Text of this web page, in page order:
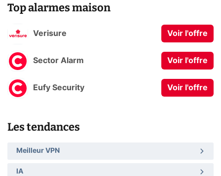
Top alarmes maison
Verisure Voir l'offre
Sector Alarm Voir l'offre
Eufy Security Voir l'offre
Les tendances
Meilleur VPN
IA